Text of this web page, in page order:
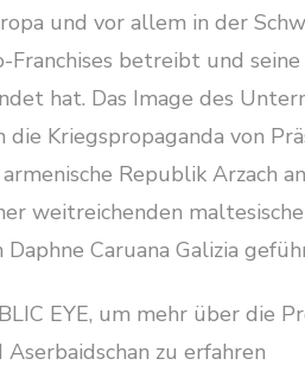
und vor allem in der
betreibt und
hat. Das Image des
Kriegspropaganda von
Republik Arzach
weitreichenden
Caruana Galizia
EYE, um mehr über die
zu erfahren